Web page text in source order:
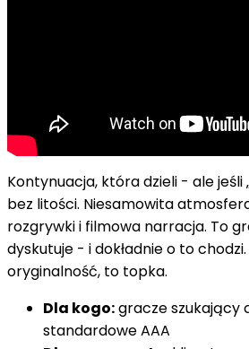
Kontynuacja, która dzieli - ale jeśli
bez litości. Niesamowita
rozgrywki i filmowa narracja. To
dyskutuje - i dokładnie o to
oryginalność, to topka.
Dla kogo:gracze szukający
standardowe AAA